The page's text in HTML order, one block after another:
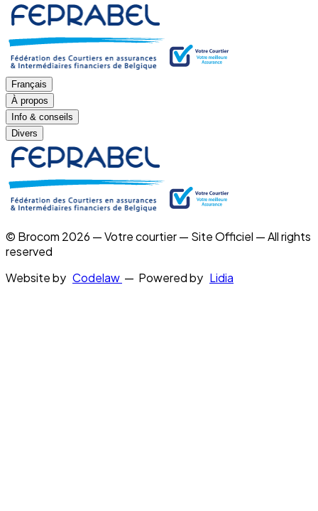
Français
À propos
Info & conseils
Divers
© Brocom 2026 — Votre courtier — Site Officiel — All rights
reserved
Website by Codelaw — Powered by Lidia